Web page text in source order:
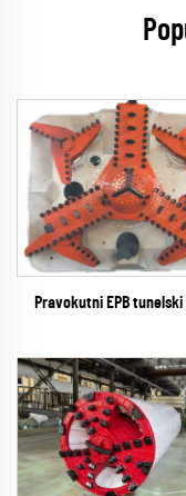
Pravokutni EPB